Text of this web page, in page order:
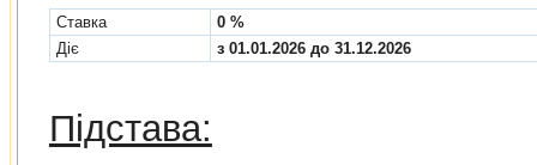
Cтавка
0 %
Діє
з 01.01.2026 до 31.12.2026
Підстава: